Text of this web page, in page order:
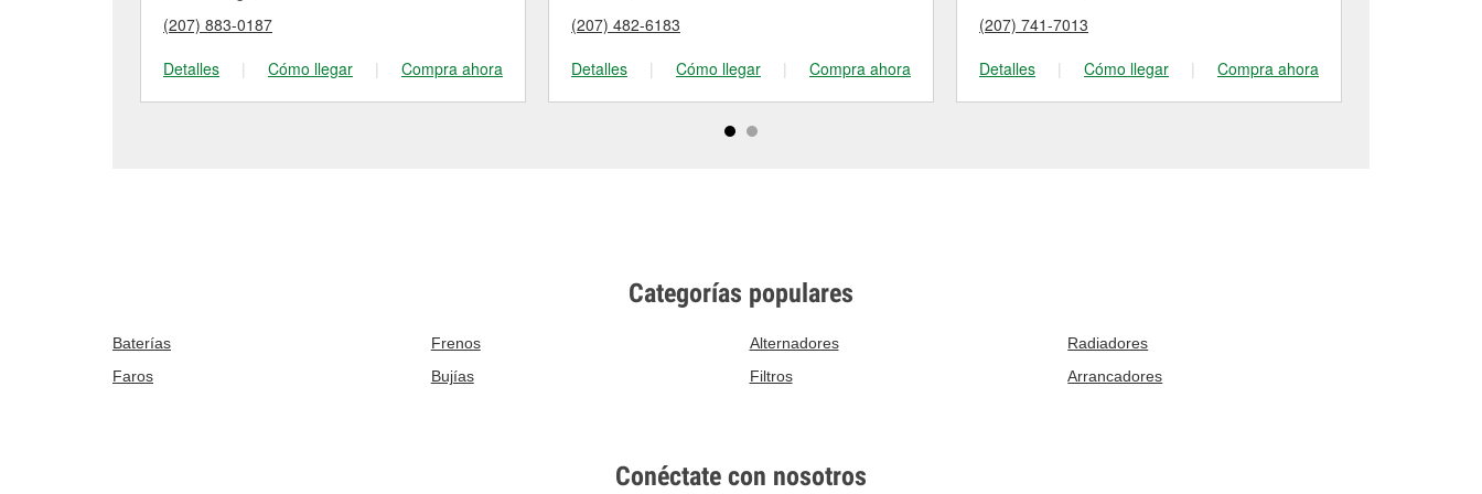
(207) 883-0187
Detalles
| Cómo llegar | Compra ahora
(207) 482-6183
Detalles
| Cómo llegar | Compra ahora
(207) 741-7013
Detalles
| Cómo llegar | Compra ahora
Categorías populares
Baterías Frenos Alternadores
Radiadores
Faros
Bujías Filtros Arrancadores
Conéctate con nosotros